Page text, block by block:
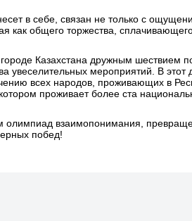
в себе, связан не только с
как общего торжества,
Казахстана дружным шествием
увеселительных мероприятий. В этот
всех народов, проживающих в
проживает более ста
олимпиад взаимопонимания,
побед!